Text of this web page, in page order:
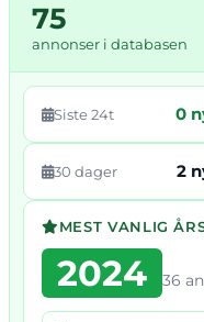
75
annonser i databasen
Siste 24t 0
30 dager 2
MEST VANLIG
2024 36